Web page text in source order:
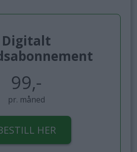
Digitalt
99,-
pr. måned
HER